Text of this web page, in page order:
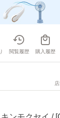
閲覧履歴 購入履歴